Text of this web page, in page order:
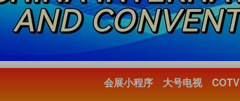
会展小程序 大号电视 COTV